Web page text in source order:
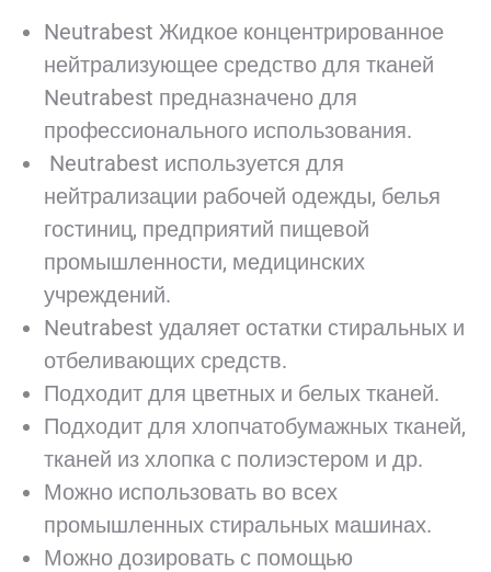
Neutrabest Жидкое концентрированное
нейтрализующее средство для тканей
Neutrabest предназначено для
профессионального использования.
Neutrabest используется для
нейтрализации рабочей одежды, белья
гостиниц, предприятий пищевой
промышленности, медицинских
учреждений.
Neutrabest удаляет остатки стиральных и
отбеливающих средств.
Подходит для цветных и белых тканей.
Подходит для хлопчатобумажных тканей,
тканей из хлопка с полиэстером и др.
Можно использовать во всех
промышленных стиральных машинах.
Можно дозировать с помощью